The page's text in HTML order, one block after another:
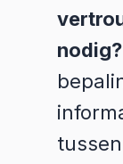
nodig?